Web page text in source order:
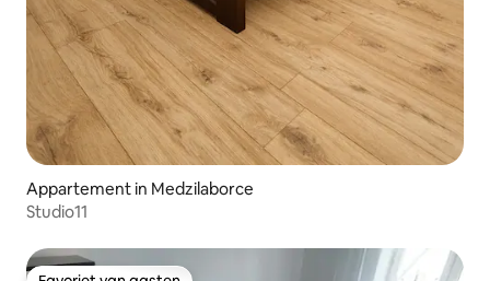
Appartement in Medzilaborce
Studio11